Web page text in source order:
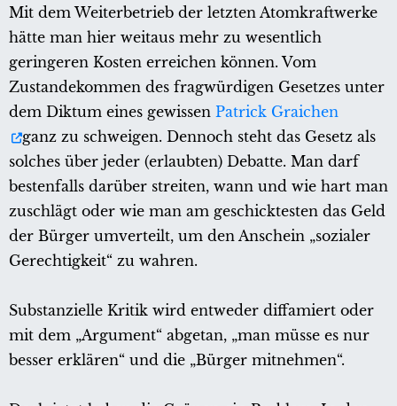
Mit dem Weiterbetrieb der letzten Atomkraftwerke
hätte man hier weitaus mehr zu wesentlich
geringeren Kosten erreichen können. Vom
Zustandekommen des fragwürdigen Gesetzes unter
dem Diktum eines gewissen Patrick Graichen
ganz zu schweigen. Dennoch steht das Gesetz als
solches über jeder (erlaubten) Debatte. Man darf
bestenfalls darüber streiten, wann und wie hart man
zuschlägt oder wie man am geschicktesten das Geld
der Bürger umverteilt, um den Anschein „sozialer
Gerechtigkeit“ zu wahren.
Substanzielle Kritik wird entweder diffamiert oder
mit dem „Argument“ abgetan, „man müsse es nur
besser erklären“ und die „Bürger mitnehmen“.